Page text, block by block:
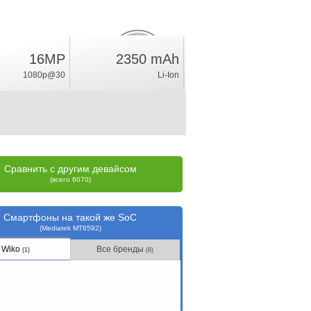
1.9%
16MP
1080p@30
2350 mAh
Li-Ion
Сравнить с другим девайсом
(всего 6070)
Смартфоны на такой же SoC
(Mediatek MT6592)
Wiko (1) Все бренды(8)